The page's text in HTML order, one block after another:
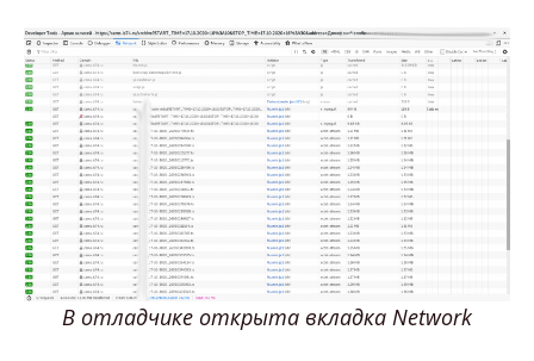
В отладчике открыта вкладка Network